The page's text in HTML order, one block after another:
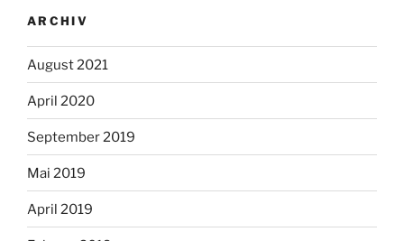
ARCHIV
August 2021
April 2020
September 2019
Mai 2019
April 2019